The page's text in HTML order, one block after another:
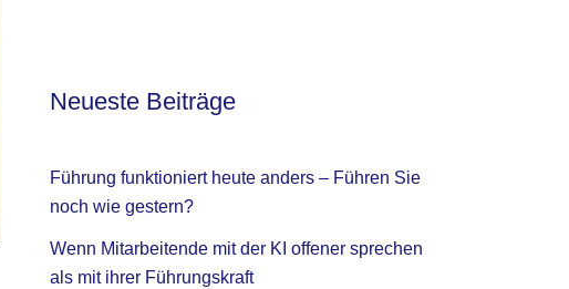
Neueste Beiträge
Führung funktioniert heute anders – Führen Sie
noch wie gestern?
Wenn Mitarbeitende mit der KI offener sprechen
als mit ihrer Führungskraft